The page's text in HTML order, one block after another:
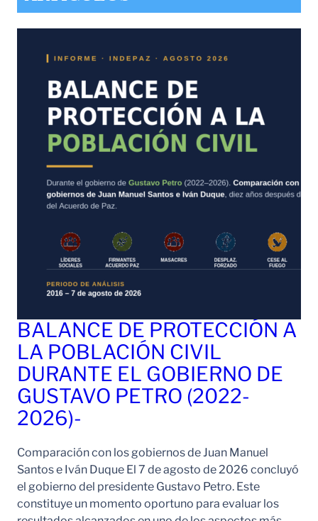
BALANCE DE PROTECCIÓN A
LA POBLACIÓN CIVIL
DURANTE EL GOBIERNO DE
GUSTAVO PETRO (2022-
2026)-
Comparación con los gobiernos de Juan Manuel
Santos e Iván Duque El 7 de agosto de 2026 concluyó
el gobierno del presidente Gustavo Petro. Este
constituye un momento oportuno para evaluar los